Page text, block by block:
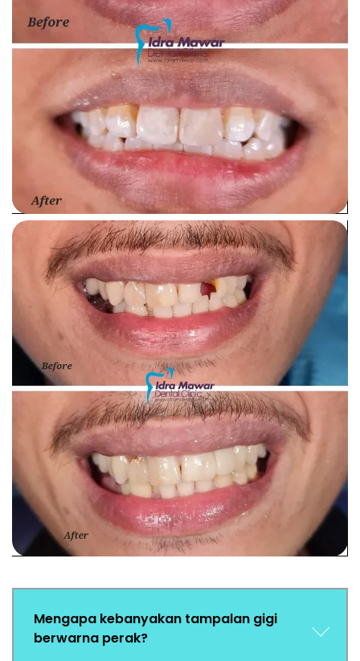
Mengapa kebanyakan tampalan gigi
berwarna perak?